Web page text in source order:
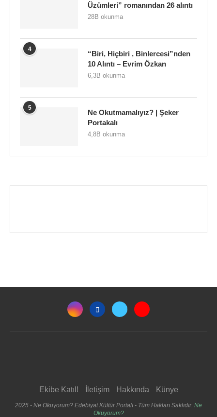
Üzümleri” romanından 26 alıntı
28B okunma
4
“Biri, Hiçbiri , Binlercesi”nden
10 Alıntı – Evrim Özkan
6,3B okunma
5
Ne Okutmamalıyız? | Şeker
Portakalı
4,8B okunma
Ekibe Katıl! İletişim Hakkında Künye
2025 - Ne Okuyorum? Edebiyat Kültür Portalı - Tüm Hakları Saklıdır. Ne
Okuyorum?